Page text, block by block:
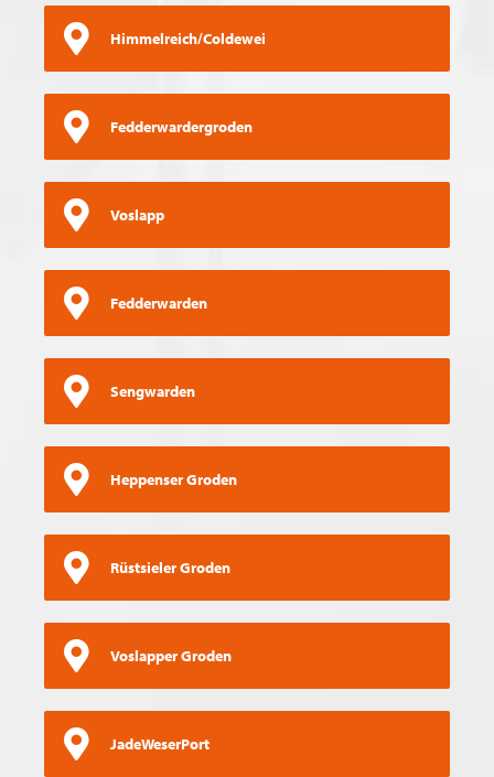
Himmelreich/Coldewei
Fedderwardergroden
Voslapp
Fedderwarden
Sengwarden
Heppenser Groden
Rüstsieler Groden
Voslapper Groden
JadeWeserPort